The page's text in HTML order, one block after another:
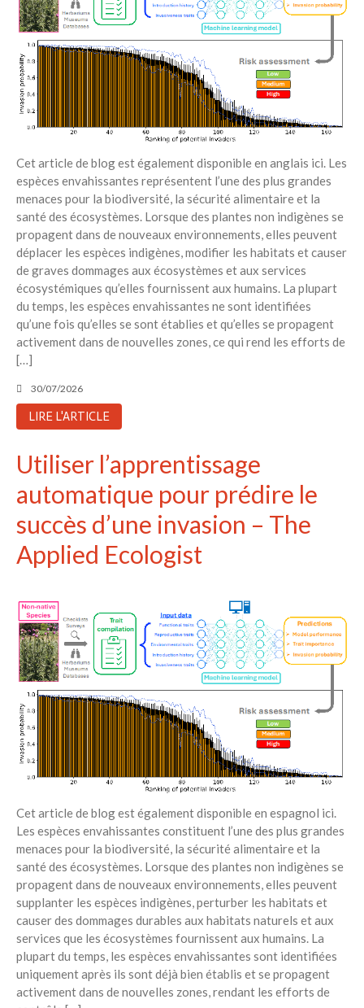
Recent Posts
avec vos enfants
Réduire les déchets : votre
guide pour les citoyens et les
électeurs
Permaculturelle
L’intelligence artificielle pour
prédire le succès des invasions
biologiques – The Applied
Ecologist
Utiliser l’apprentissage
automatique pour prédire le
succès d’une invasion – The
Applied Ecologist
Cet article de blog est également disponible en anglais ici. Les
espèces envahissantes représentent l’une des plus grandes
menaces pour la biodiversité, la sécurité alimentaire et la
santé des écosystèmes. Lorsque des plantes non indigènes se
propagent dans de nouveaux environnements, elles peuvent
déplacer les espèces indigènes, modifier les habitats et causer
de graves dommages aux écosystèmes et aux services
écosystémiques qu’elles fournissent aux humains. La plupart
du temps, les espèces envahissantes ne sont identifiées
qu’une fois qu’elles se sont établies et qu’elles se propagent
activement dans de nouvelles zones, ce qui rend les efforts de
[…]
30/07/2026
LIRE L'ARTICLE
Utiliser l’apprentissage
automatique pour prédire le
succès d’une invasion – The
Applied Ecologist
Cet article de blog est également disponible en espagnol ici.
Les espèces envahissantes constituent l’une des plus grandes
menaces pour la biodiversité, la sécurité alimentaire et la
santé des écosystèmes. Lorsque des plantes non indigènes se
propagent dans de nouveaux environnements, elles peuvent
supplanter les espèces indigènes, perturber les habitats et
causer des dommages durables aux habitats naturels et aux
services que les écosystèmes fournissent aux humains. La
plupart du temps, les espèces envahissantes sont identifiées
uniquement après ils sont déjà bien établis et se propagent
activement dans de nouvelles zones, rendant les efforts de